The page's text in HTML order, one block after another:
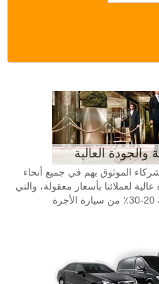
والجودة العالية
الموثوق بهم في جميع أنحاء
لعملائنا بأسعار معقولة، والتي